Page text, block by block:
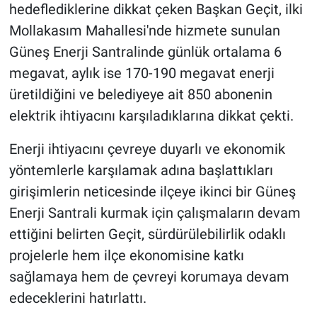
hedeflediklerine dikkat çeken Başkan Geçit, ilki
Mollakasım Mahallesi'nde hizmete sunulan
Güneş Enerji Santralinde günlük ortalama 6
megavat, aylık ise 170-190 megavat enerji
üretildiğini ve belediyeye ait 850 abonenin
elektrik ihtiyacını karşıladıklarına dikkat çekti.
Enerji ihtiyacını çevreye duyarlı ve ekonomik
yöntemlerle karşılamak adına başlattıkları
girişimlerin neticesinde ilçeye ikinci bir Güneş
Enerji Santrali kurmak için çalışmaların devam
ettiğini belirten Geçit, sürdürülebilirlik odaklı
projelerle hem ilçe ekonomisine katkı
sağlamaya hem de çevreyi korumaya devam
edeceklerini hatırlattı.